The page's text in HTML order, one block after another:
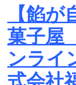
【餡
菓子屋
ンライ